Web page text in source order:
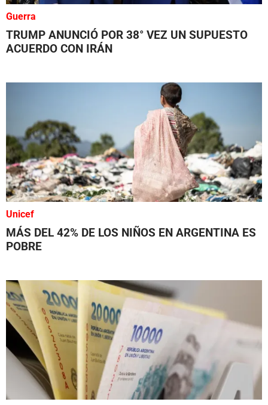
Guerra
TRUMP ANUNCIÓ POR 38° VEZ UN SUPUESTO
ACUERDO CON IRÁN
Unicef
MÁS DEL 42% DE LOS NIÑOS EN ARGENTINA ES
POBRE